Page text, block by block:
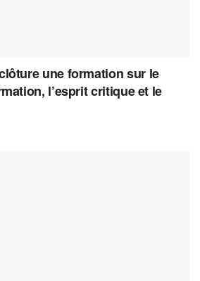
une formation sur le
l’esprit critique et le